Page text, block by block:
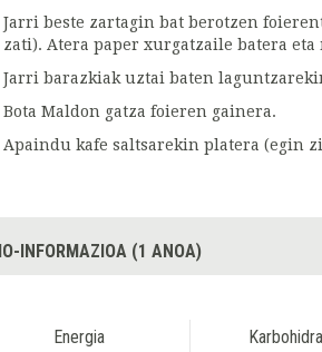
Jarri beste zartagin bat berotzen
zati). Atera paper xurgatzaile batera
Jarri barazkiak uztai baten
Bota Maldon gatza foieren gainera.
Apaindu kafe saltsarekin platera (egin
INFORMAZIOA (1 ANOA)
Energia